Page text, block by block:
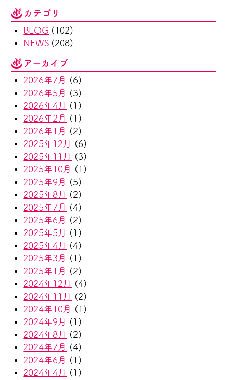
カテゴリ
BLOG (102)
NEWS (208)
アーカイブ
2026年7月
(6)
2026年5月
(3)
2026年4月
(1)
2026年2月
(1)
2026年1月
(2)
2025年12月
(6)
2025年11月
(3)
2025年10月
(1)
2025年9月
(5)
2025年8月
(2)
2025年7月
(4)
2025年6月
(2)
2025年5月
(1)
2025年4月
(4)
2025年3月
(1)
2025年1月
(2)
2024年12月
(4)
2024年11月
(2)
2024年10月
(1)
2024年9月
(1)
2024年8月
(2)
2024年7月
(4)
2024年6月
(1)
2024年4月
(1)